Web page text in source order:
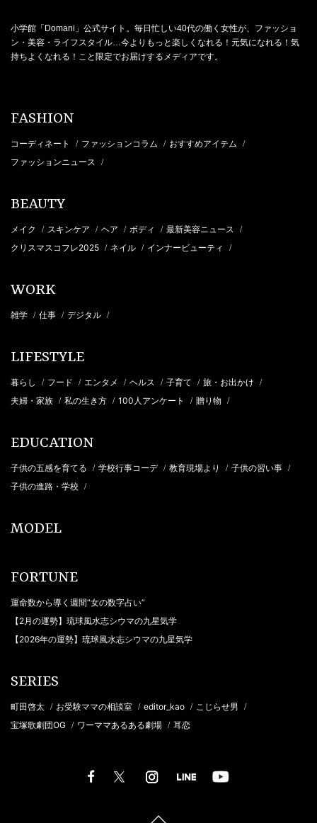
小学館「Domani」公式サイト。毎日忙しい40代の働く女性が、ファッショ
ン・美容・ライフスタイル…今よりもっと楽しくなれる！元気になれる！気
持ちよくなれる！こと限定でお届けするメディアです。
FASHION
コーディネート / ファッションコラム / おすすめアイテム /
ファッションニュース /
BEAUTY
メイク / スキンケア / ヘア / ボディ / 最新美容ニュース /
クリスマスコフレ2025 / ネイル / インナービューティ /
WORK
雑学 / 仕事 / デジタル /
LIFESTYLE
暮らし / フード / エンタメ / ヘルス / 子育て / 旅・お出かけ /
夫婦・家族 / 私の生き方 / 100人アンケート / 贈り物 /
EDUCATION
子供の五感を育てる / 学校行事コーデ / 教育現場より / 子供の習い事 /
子供の進路・学校 /
MODEL
FORTUNE
運命数から導く週間“女の数字占い”
【2月の運勢】琉球風水志シウマの九星気学
【2026年の運勢】琉球風水志シウマの九星気学
SERIES
町田啓太 / お受験ママの相談室 / editor_kao / こじらせ男 /
宝塚歌劇団OG / ワーママあるある劇場 / 耳恋